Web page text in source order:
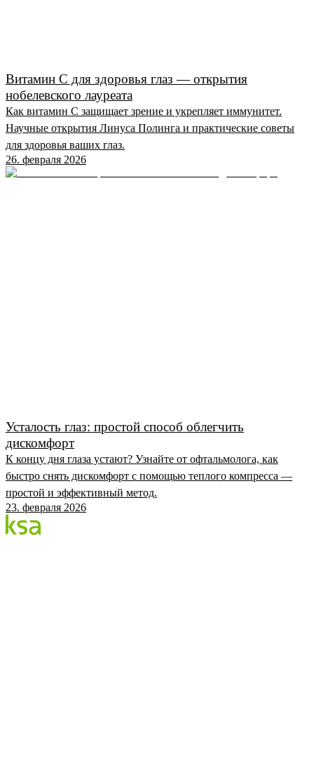
Витамин C для здоровья глаз — открытия
нобелевского лауреата
Как витамин C защищает зрение и укрепляет иммунитет.
Научные открытия Линуса Полинга и практические советы
для здоровья ваших глаз.
26. февраля 2026
Усталость глаз: простой способ облегчить
дискомфорт
К концу дня глаза устают? Узнайте от офтальмолога, как
быстро снять дискомфорт с помощью теплого компресса —
простой и эффективный метод.
23. февраля 2026